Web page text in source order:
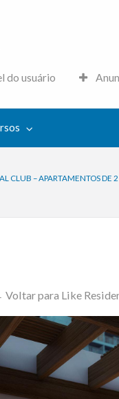
do usuário
CLUB – APARTAMENTOS
Voltar para Like